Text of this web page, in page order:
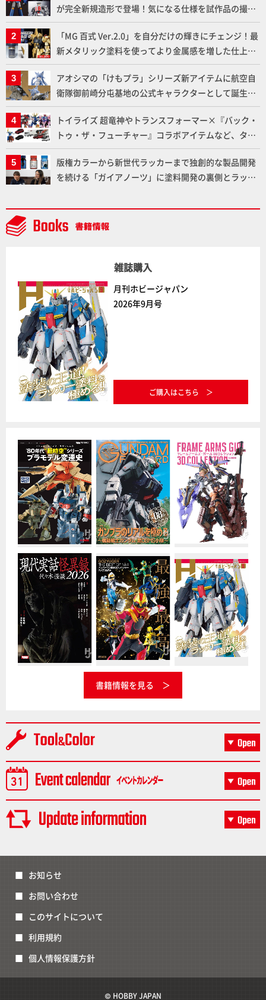
が完全新規造形で登場！気になる仕様を試作品の撮り
下ろしでご紹介!!さらに「大鉄人17」＆「ワンエイ
ト」セット情報もお届け！【超合金の魂】
「MG 百式 Ver.2.0」を自分だけの輝きにチェンジ！最
新メタリック塗料を使ってより金属感を増した仕上が
りに!!【試し読み】
アオシマの「けもプラ」シリーズ新アイテムに航空自
衛隊御前崎分屯基地の公式キャラクターとして誕生し
た「おまねこ」が着任！けもプラ公式サイト限定版と
通常版の2ラインで発売！
トイライズ 超竜神やトランスフォーマー×『バック・
トゥ・ザ・フューチャー』コラボアイテムなど、タカ
ラトミーの注目アイテムをチェック!!【タカラトミー
NEWITEM】
版権カラーから新世代ラッカーまで独創的な製品開発
を続ける「ガイアノーツ」に塗料開発の裏側とラッカ
雑誌購入
月刊ホビージャパン
2026年9月号
ご購入はこちら
書籍情報を見る
お知らせ
お問い合わせ
このサイトについて
利用規約
個人情報保護方針
© HOBBY JAPAN